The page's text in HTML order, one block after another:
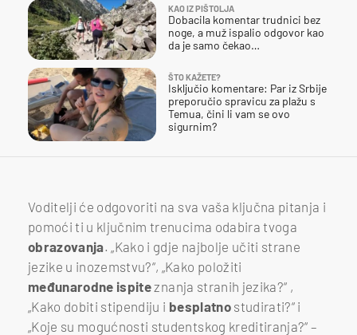
KAO IZ PIŠTOLJA
Dobacila komentar trudnici bez
noge, a muž ispalio odgovor kao
da je samo čekao…
ŠTO KAŽETE?
Isključio komentare: Par iz Srbije
preporučio spravicu za plažu s
Temua, čini li vam se ovo
sigurnim?
Voditelji će odgovoriti na sva vaša ključna pitanja i
pomoći ti u ključnim trenucima odabira tvoga
obrazovanja. „Kako i gdje najbolje učiti strane
jezike u inozemstvu?“, „Kako položiti
međunarodne ispiteznanja stranih jezika?“ ,
„Kako dobiti stipendiju i besplatno studirati?“ i
„Koje su mogućnosti studentskog kreditiranja?“ –